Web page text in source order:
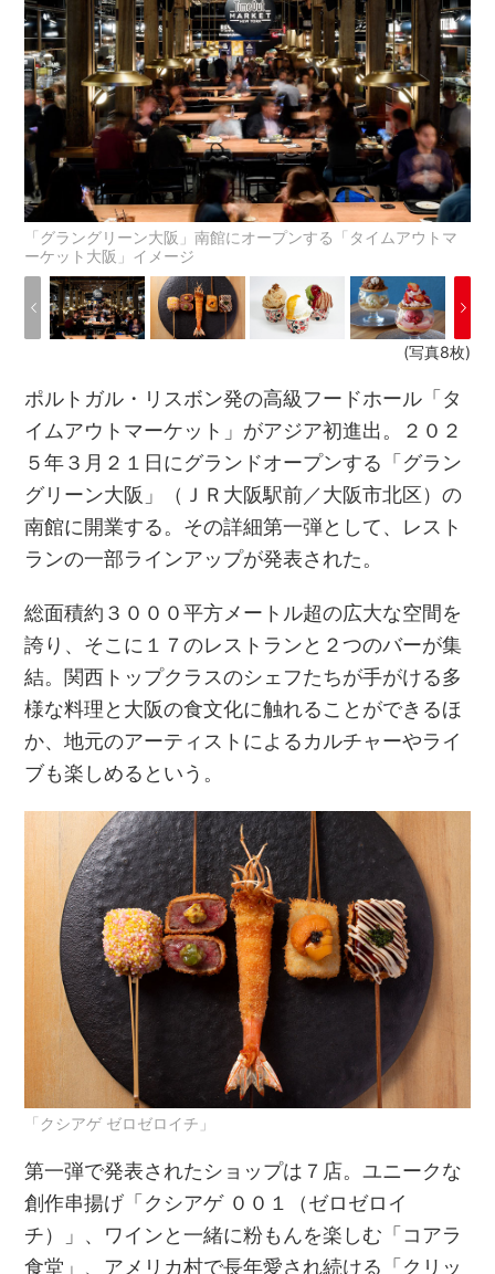
「グラングリーン大阪」南館にオープンする「タイムアウトマ
ーケット大阪」イメージ
(写真8枚)
ポルトガル・リスボン発の高級フードホール「タ
イムアウトマーケット」がアジア初進出。２０２
５年３月２１日にグランドオープンする「グラン
グリーン大阪」（ＪＲ大阪駅前／大阪市北区）の
南館に開業する。その詳細第一弾として、レスト
ランの一部ラインアップが発表された。
総面積約３０００平方メートル超の広大な空間を
誇り、そこに１７のレストランと２つのバーが集
結。関西トップクラスのシェフたちが手がける多
様な料理と大阪の食文化に触れることができるほ
か、地元のアーティストによるカルチャーやライ
ブも楽しめるという。
「クシアゲ ゼロゼロイチ」
第一弾で発表されたショップは７店。ユニークな
創作串揚げ「クシアゲ ００１（ゼロゼロイ
チ）」、ワインと一緒に粉もんを楽しむ「コアラ
食堂」、アメリカ村で長年愛され続ける「クリッ